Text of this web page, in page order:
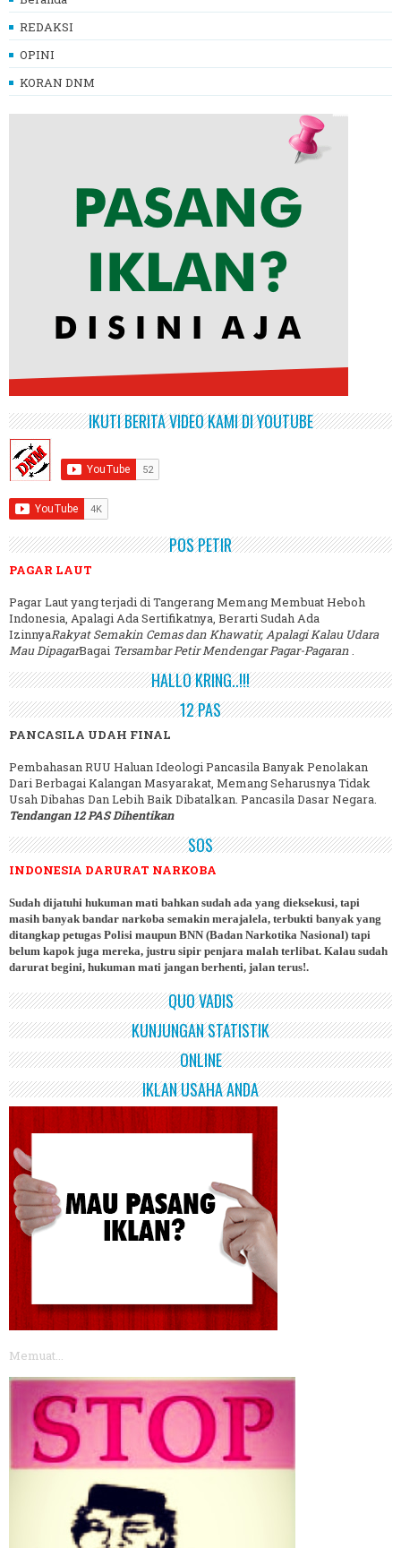
REDAKSI
OPINI
KORAN DNM
IKUTI BERITA VIDEO KAMI DI YOUTUBE
POS PETIR
PAGAR LAUT
Pagar Laut yang terjadi di Tangerang Memang Membuat Heboh
Indonesia, Apalagi Ada Sertifikatnya, Berarti Sudah Ada
IzinnyaRakyat Semakin Cemas dan Khawatir, Apalagi Kalau Udara
Mau DipagarBagai Tersambar Petir Mendengar Pagar-Pagaran.
HALLO KRING..!!!
12 PAS
PANCASILA UDAH FINAL
Pembahasan RUU Haluan Ideologi Pancasila Banyak Penolakan
Dari Berbagai Kalangan Masyarakat, Memang Seharusnya Tidak
Usah Dibahas Dan Lebih Baik Dibatalkan. Pancasila Dasar Negara.
Tendangan 12 PAS Dihentikan
SOS
INDONESIA DARURAT NARKOBA
Sudah dijatuhi hukuman mati bahkan sudah ada yang dieksekusi, tapi
masih banyak bandar narkoba semakin merajalela, terbukti banyak yang
ditangkap petugas Polisi maupun BNN (Badan Narkotika Nasional) tapi
belum kapok juga mereka, justru sipir penjara malah terlibat. Kalau sudah
darurat begini, hukuman mati jangan berhenti, jalan terus!.
QUO VADIS
KUNJUNGAN STATISTIK
ONLINE
IKLAN USAHA ANDA
Memuat...